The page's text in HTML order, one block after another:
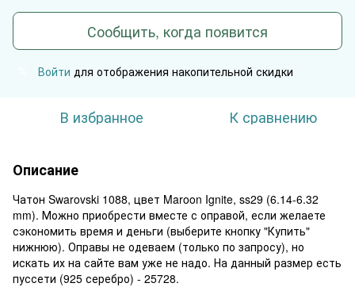
Сообщить, когда появится
Войти для отображения накопительной скидки
В избранное К сравнению
Описание
Чатон Swarovski 1088, цвет Maroon Ignite, ss29 (6.14-6.32
mm). Можно приобрести вместе с оправой, если желаете
сэкономить время и деньги (выберите кнопку "Купить"
нижнюю). Оправы не одеваем (только по запросу), но
искать их на сайте вам уже не надо. На данный размер есть
пуссети (925 серебро) - 25728.